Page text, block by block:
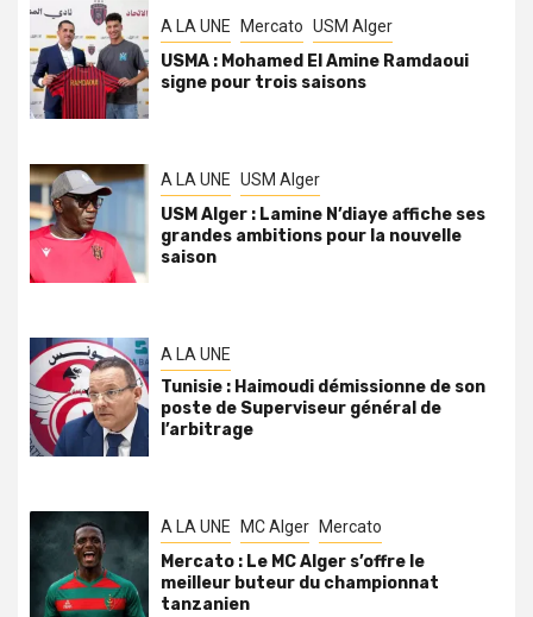
A LA UNE Mercato USM Alger
USMA : Mohamed El Amine Ramdaoui
signe pour trois saisons
A LA UNE USM Alger
USM Alger : Lamine N’diaye affiche ses
grandes ambitions pour la nouvelle
saison
A LA UNE
Tunisie : Haimoudi démissionne de son
poste de Superviseur général de
l’arbitrage
A LA UNE MC Alger Mercato
Mercato : Le MC Alger s’offre le
meilleur buteur du championnat
tanzanien